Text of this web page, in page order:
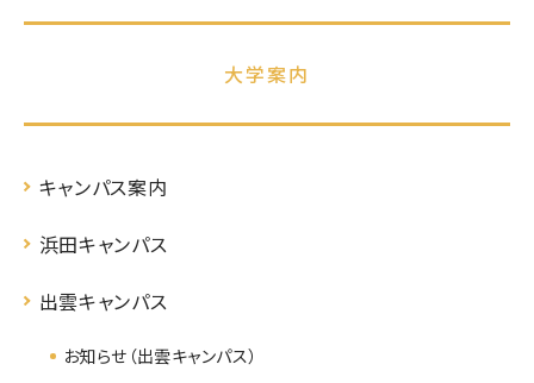
大学案内
キャンパス案内
浜田キャンパス
出雲キャンパス
お知らせ（出雲キャンパス）